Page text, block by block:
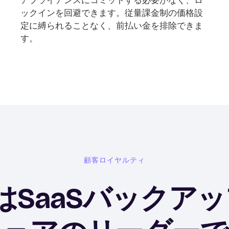
ックインを回避できます。従量課金制の価格設
定に縛られることなく、前払い金を排除できま
す。
顧客ロイヤルティ
SaaSバックア